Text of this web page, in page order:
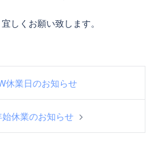
しくお願い致します。
休業日のお知らせ
休業のお知らせ